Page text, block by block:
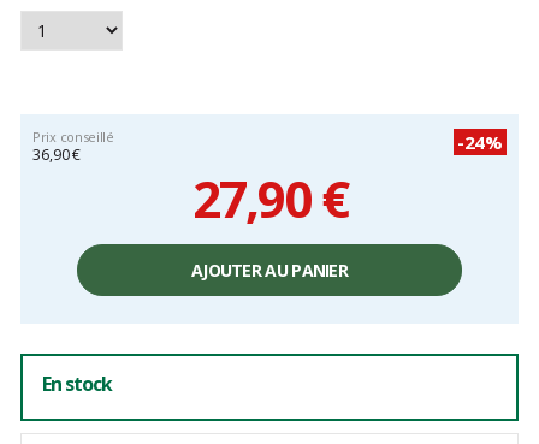
Prix conseillé
36,90 €
-24%
27,90 €
unitaire,
AJOUTER AU PANIER
En stock